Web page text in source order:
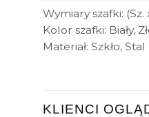
Wymiary szafki: (Sz.
Kolor szafki: Biały,
Materiał: Szkło,
KLIENCI